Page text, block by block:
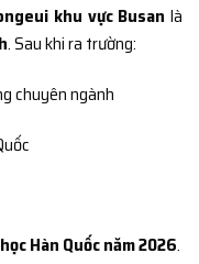
khu vực Busan là
. Sau khi ra trường:
chuyên ngành
Hàn Quốc năm 2026.